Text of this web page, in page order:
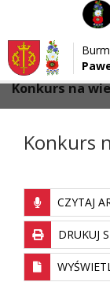
Przejdź do menu
Przejdź do głównej treści strony
Przejdź do stopki strony
Strona główna
Konkurs na
Konkurs
CZYTAJ
DRUKUJ